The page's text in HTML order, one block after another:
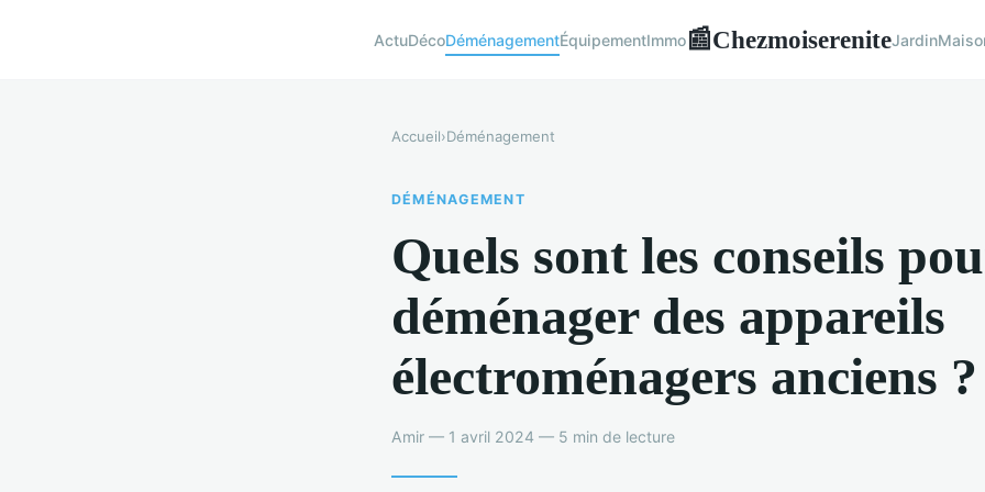
ActuDécoDéménagementÉquipementImmo📰ChezmoisereniteJardin
Accueil›Déménagement
DÉMÉNAGEMENT
Quels sont les conseils
déménager des appareils
électroménagers anciens ?
Amir — 1 avril 2024 — 5 min de lecture